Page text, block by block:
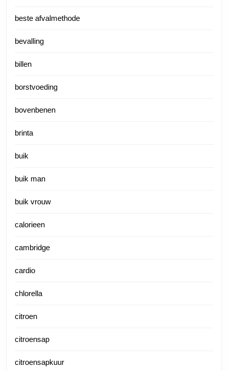
beste afvalmethode
bevalling
billen
borstvoeding
bovenbenen
brinta
buik
buik man
buik vrouw
calorieen
cambridge
cardio
chlorella
citroen
citroensap
citroensapkuur